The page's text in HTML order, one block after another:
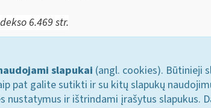
6.469 str.
slapukai (angl. cookies). Būtinieji
pat galite sutikti ir su kitų slapukų
nustatymus ir ištrindami įrašytus slapukus.